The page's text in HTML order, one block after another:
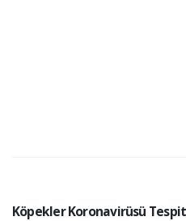
Köpekler Koronavirüsü